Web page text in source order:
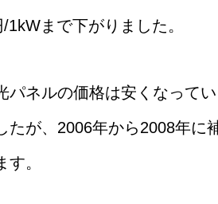
1kWまで下がりました。
パネルの価格は安くなって
たが、2006年から2008年に
。